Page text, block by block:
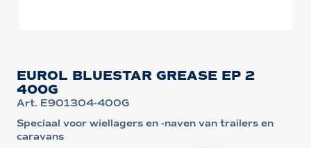
EUROL BLUESTAR GREASE EP 2
400G
Art. E901304-400G
Speciaal voor wiellagers en -naven van trailers en
caravans